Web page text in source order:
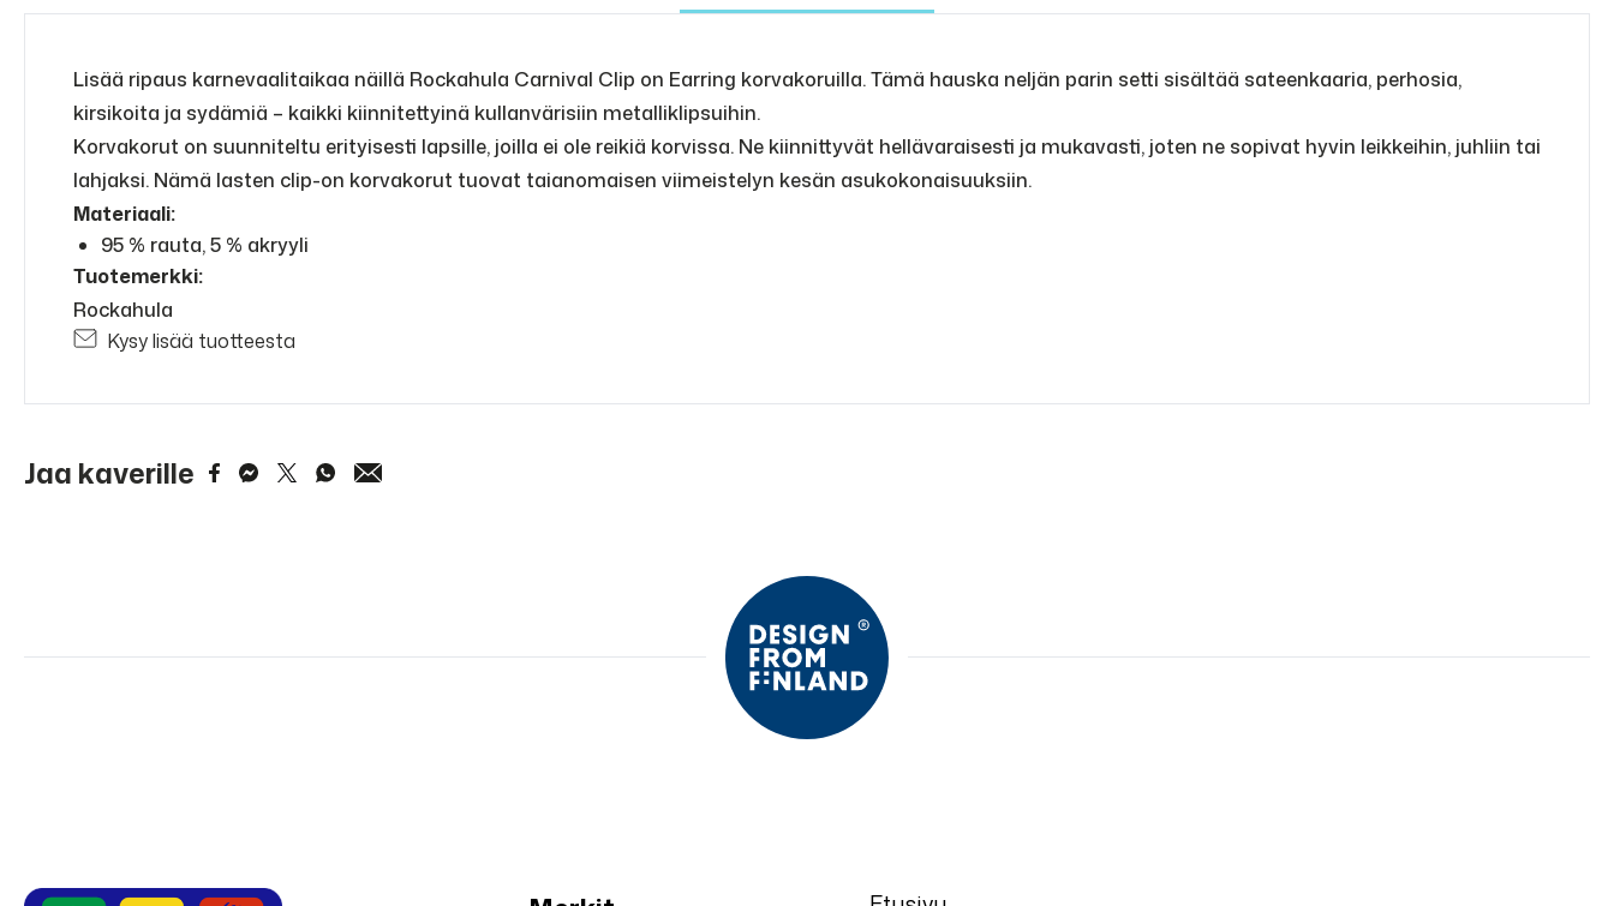
Lisää ripaus karnevaalitaikaa näillä Rockahula Carnival Clip on Earring korvakoruilla. Tämä hauska neljän parin setti sisältää sateenkaaria, perhosia,
kirsikoita ja sydämiä – kaikki kiinnitettyinä kullanvärisiin metalliklipsuihin.
Korvakorut on suunniteltu erityisesti lapsille, joilla ei ole reikiä korvissa. Ne kiinnittyvät hellävaraisesti ja mukavasti, joten ne sopivat hyvin leikkeihin, juhliin tai
lahjaksi. Nämä lasten clip-on korvakorut tuovat taianomaisen viimeistelyn kesän asukokonaisuuksiin.
Materiaali:
95 % rauta, 5 % akryyli
Tuotemerkki:
Rockahula
Kysy lisää tuotteesta
Jaa kaverille